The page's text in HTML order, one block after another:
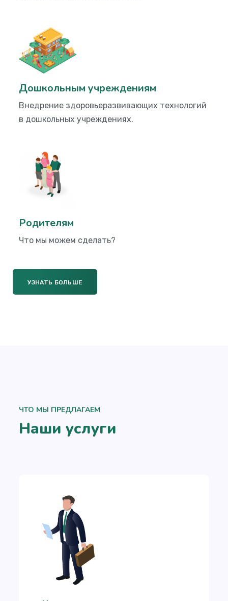
Дошкольным учреждениям
Внедрение здоровьеразвивающих технологий
в дошкольных учреждениях.
Родителям
Что мы можем сделать?
УЗНАТЬ БОЛЬШЕ
ЧТО МЫ ПРЕДЛАГАЕМ
Наши услуги